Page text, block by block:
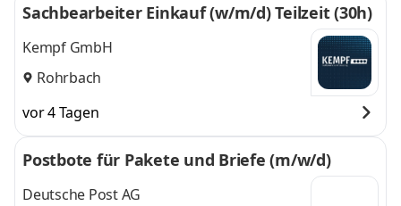
Sachbearbeiter Einkauf (w/m/d) Teilzeit (30h)
Kempf GmbH
Rohrbach
vor 4 Tagen
Postbote für Pakete und Briefe (m/w/d)
Deutsche Post AG